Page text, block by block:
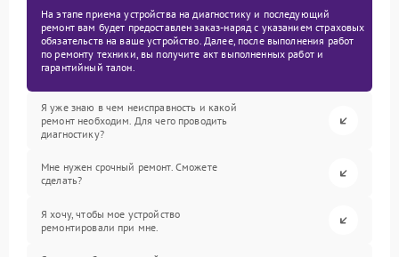
На этапе приема устройства на диагностику и последующий
ремонт вам будет предоставлен заказ-наряд с указанием страховых
обязательств на ваше устройство. Далее, после выполнения работ
по ремонту техники, вы получите акт выполненных работ и
гарантийный талон.
Я уже знаю в чем неисправность и какой
ремонт необходим. Для чего проводить
диагностику?
Мне нужен срочный ремонт. Сможете
сделать?
Я хочу, чтобы мое устройство
ремонтировали при мне.